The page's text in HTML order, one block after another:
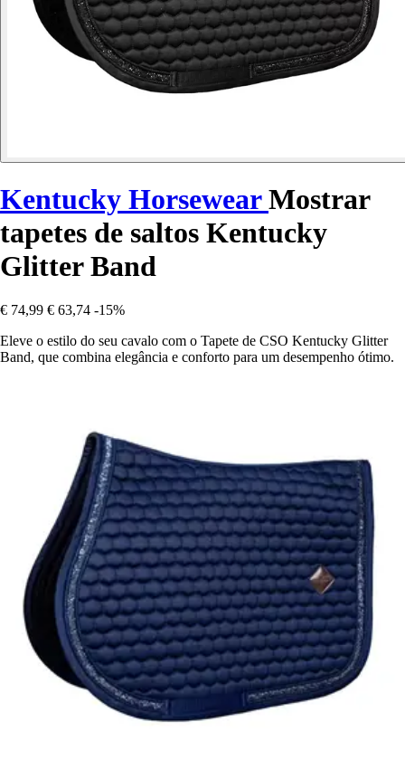
Kentucky HorsewearMostrar
tapetes de saltos Kentucky
Glitter Band
€ 74,99 € 63,74 -15%
Eleve o estilo do seu cavalo com o Tapete de CSO Kentucky Glitter
Band, que combina elegância e conforto para um desempenho ótimo.